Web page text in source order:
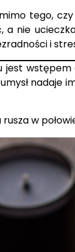
tego,
a nie
i
jest
nadaje
w